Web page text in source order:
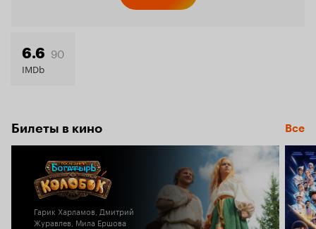
6.6 90
IMDb
Билеты в кино Все
Гарик Харламов, Дмитрий
Журавлев, Мила Ершова